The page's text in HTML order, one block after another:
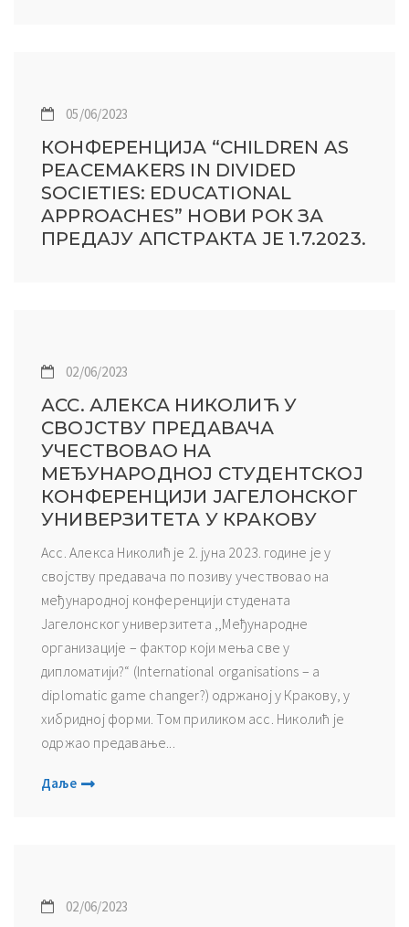
05/06/2023
КОНФЕРЕНЦИЈА “CHILDREN AS
PEACEMAKERS IN DIVIDED
SOCIETIES: EDUCATIONAL
APPROACHES” НОВИ РОК ЗА
ПРЕДАЈУ АПСТРАКТА ЈЕ 1.7.2023.
02/06/2023
АСС. АЛЕКСА НИКОЛИЋ У
СВОЈСТВУ ПРЕДАВАЧА
УЧЕСТВОВАО НА
МЕЂУНАРОДНОЈ СТУДЕНТСКОЈ
КОНФЕРЕНЦИЈИ ЈАГЕЛОНСКОГ
УНИВЕРЗИТЕТА У КРАКОВУ
Асс. Алекса Николић је 2. јуна 2023. године је у
својству предавача по позиву учествовао на
међународној конференцији студената
Јагелонског универзитета ,,Meђународне
организације – фактор који мења све у
дипломатији?“ (International organisations – a
diplomatic game changer?) одржаној у Кракову, у
хибридној форми. Том приликом асс. Николић је
одржао предавање...
Даље
02/06/2023